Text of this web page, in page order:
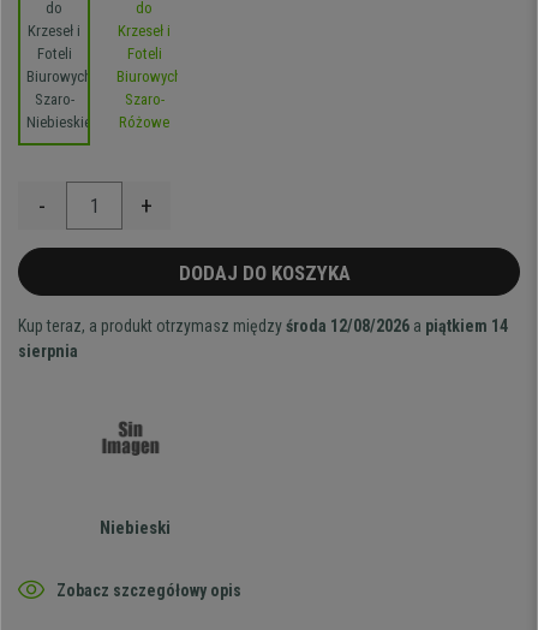
- +
DODAJ DO KOSZYKA
Kup teraz, a produkt otrzymasz międzyśroda 12/08/2026 a piątkiem 14
sierpnia
Niebieski
Zobacz szczegółowy opis